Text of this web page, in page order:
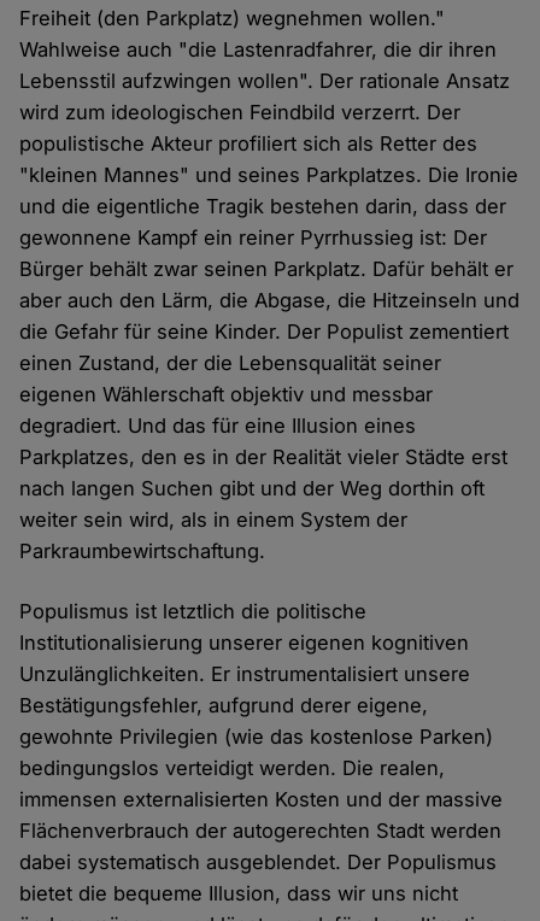
Freiheit (den Parkplatz) wegnehmen wollen."
Wahlweise auch "die Lastenradfahrer, die dir ihren
Lebensstil aufzwingen wollen". Der rationale Ansatz
wird zum ideologischen Feindbild verzerrt. Der
populistische Akteur profiliert sich als Retter des
"kleinen Mannes" und seines Parkplatzes. Die Ironie
und die eigentliche Tragik bestehen darin, dass der
gewonnene Kampf ein reiner Pyrrhussieg ist: Der
Bürger behält zwar seinen Parkplatz. Dafür behält er
aber auch den Lärm, die Abgase, die Hitzeinseln und
die Gefahr für seine Kinder. Der Populist zementiert
einen Zustand, der die Lebensqualität seiner
eigenen Wählerschaft objektiv und messbar
degradiert. Und das für eine Illusion eines
Parkplatzes, den es in der Realität vieler Städte erst
nach langen Suchen gibt und der Weg dorthin oft
weiter sein wird, als in einem System der
Parkraumbewirtschaftung.
Populismus ist letztlich die politische
Institutionalisierung unserer eigenen kognitiven
Unzulänglichkeiten. Er instrumentalisiert unsere
Bestätigungsfehler, aufgrund derer eigene,
gewohnte Privilegien (wie das kostenlose Parken)
bedingungslos verteidigt werden. Die realen,
immensen externalisierten Kosten und der massive
Flächenverbrauch der autogerechten Stadt werden
dabei systematisch ausgeblendet. Der Populismus
bietet die bequeme Illusion, dass wir uns nicht